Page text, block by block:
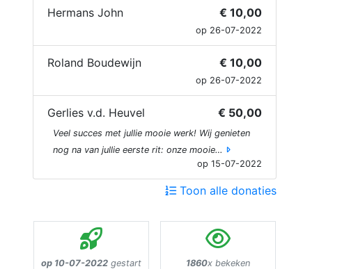
Hermans John € 10,00
op 26-07-2022
Roland Boudewijn € 10,00
op 26-07-2022
Gerlies v.d. Heuvel € 50,00
Veel succes met jullie mooie werk! Wij genieten
nog na van jullie eerste rit: onze mooie…
op 15-07-2022
Toon alle donaties
op 10-07-2022 gestart 1860x bekeken